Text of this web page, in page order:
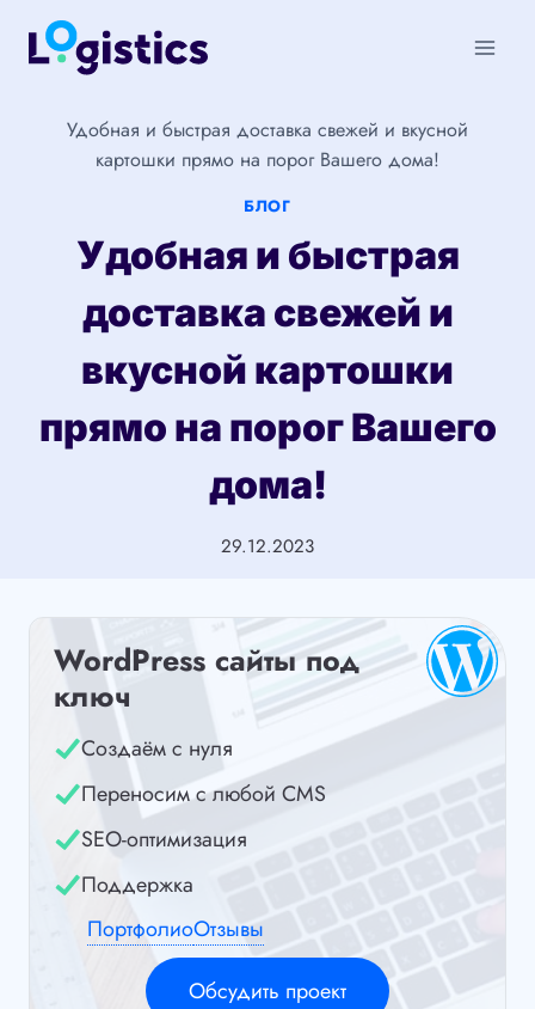
Перейти
Удобная и быстрая доставка свежей и вкусной
картошки прямо на порог Вашего дома!
БЛОГ
Удобная и быстрая
доставка свежей и
вкусной картошки
прямо на порог Вашего
дома!
29.12.2023
WordPress сайты под
ключ
Создаём с нуля
Переносим с любой CMS
SEO-оптимизация
Поддержка
ПортфолиоОтзывы
Обсудить проект